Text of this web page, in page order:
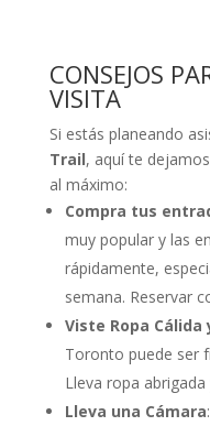
CONSEJOS
VISITA
Si estás planeando
Trail, aquí te
al máximo:
Compra tus
muy popular y las
rápidamente,
semana. Reservar
Viste Ropa Cálida
Toronto puede ser
Lleva ropa
Lleva una Cámara